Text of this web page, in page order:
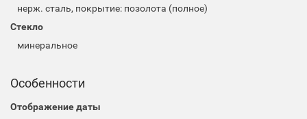
нерж. сталь, покрытие: позолота (полное)
Стекло
минеральное
Особенности
Отображение даты